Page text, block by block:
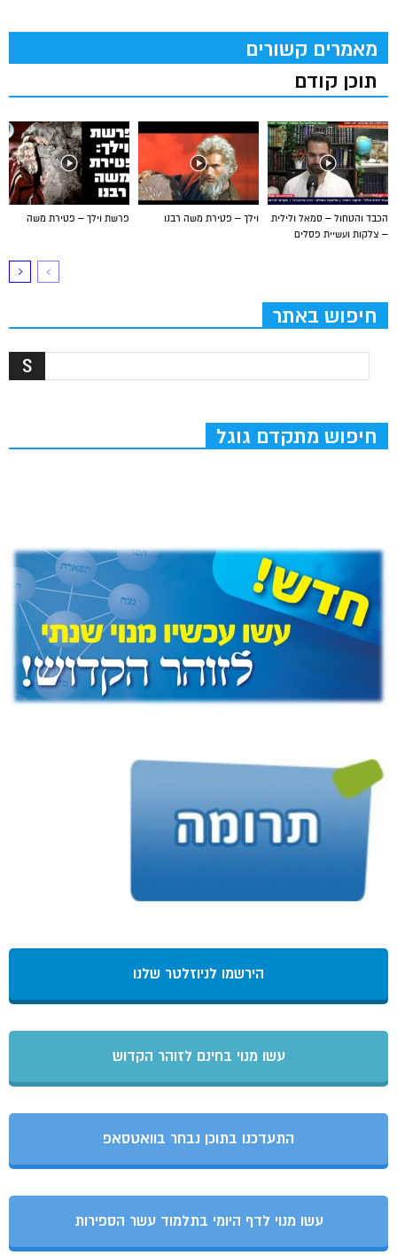
מאמרים קשורים
תוכן קודם
פרשת וילך – פטירת משה וילך – פטירת משה רבנו
הכבד והטחול – סמאל ולילית
– צלקות ועשיית פסלים
חיפוש באתר
חיפוש מתקדם גוגל
הירשמו לניוזלטר שלנו
עשו מנוי בחינם לזוהר הקדוש
התעדכנו בתוכן נבחר בוואטסאפ
עשו מנוי לדף היומי בתלמוד עשר הספירות